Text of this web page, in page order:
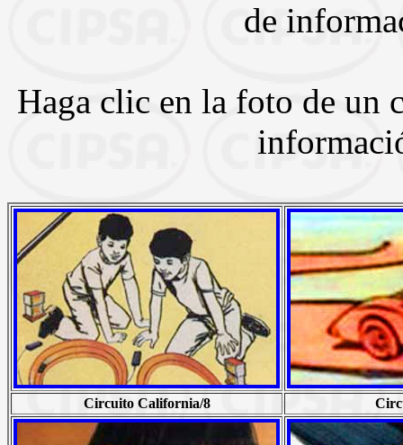
de
Haga clic en la foto de un
Circuito California/8